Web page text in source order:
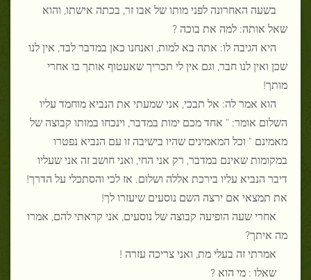
בשעה האחרונה לפני מותו של אבו זר, בכתה אישתו, והוא
שאל אותה: למה את בוכה ?
היא הגיבה לו: אתה בא למות, ואנחנו כאן במדבר לבד, אין לנו
שכן ואין לנו חבר, וגם אין לי תכריך שאעטוף אותך בו אחרי
מותך!
הוא אמר לה: אל תבכי, אני שמעתי את הנביא מוחמד עליו
השלום אומר: " אחד מכם ימות במדבר, וינכחו במותו קבוצה של
מאמינם " וכל המאמינים שהיו בישיבה זו עם הנביא נפטרו
במקומות שאינם במדבר, רק אני החי, ואני חושב זה אני שעליו
דיבר הנביא עליו בירכת אללה ושלום. אז לכי והסתכלי על הדרך!
את תמצאי אם ירצה השם נוסעים שיעזרו לך!
אחרי שעה הופיעה קבוצה של נוסעים, אני קראתי להם, אמרו
מה איתך?
אמרתי זה בעלי מת, ואני צריכה עזרה !
שאלו : מי הוא ?